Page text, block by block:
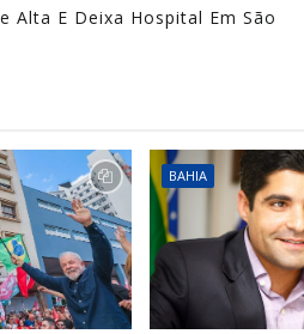
Alta E Deixa Hospital Em São
BAHIA